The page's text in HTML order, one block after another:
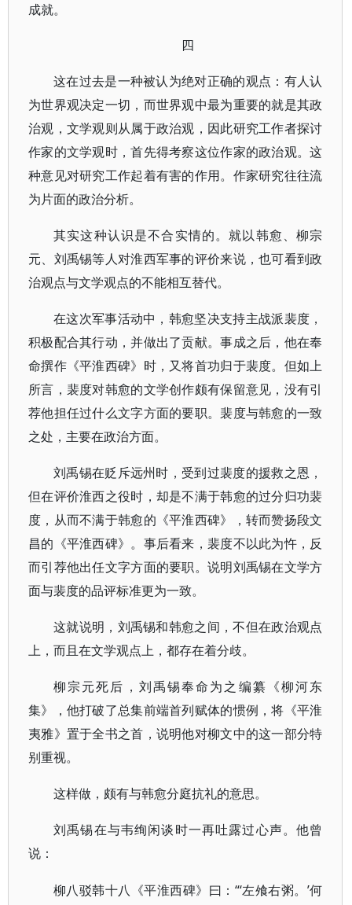
成就。
四
这在过去是一种被认为绝对正确的观点：有人认
为世界观决定一切，而世界观中最为重要的就是其政
治观，文学观则从属于政治观，因此研究工作者探讨
作家的文学观时，首先得考察这位作家的政治观。这
种意见对研究工作起着有害的作用。作家研究往往流
为片面的政治分析。
其实这种认识是不合实情的。就以韩愈、柳宗
元、刘禹锡等人对淮西军事的评价来说，也可看到政
治观点与文学观点的不能相互替代。
在这次军事活动中，韩愈坚决支持主战派裴度，
积极配合其行动，并做出了贡献。事成之后，他在奉
命撰作《平淮西碑》时，又将首功归于裴度。但如上
所言，裴度对韩愈的文学创作颇有保留意见，没有引
荐他担任过什么文字方面的要职。裴度与韩愈的一致
之处，主要在政治方面。
刘禹锡在贬斥远州时，受到过裴度的援救之恩，
但在评价淮西之役时，却是不满于韩愈的过分归功裴
度，从而不满于韩愈的《平淮西碑》，转而赞扬段文
昌的《平淮西碑》。事后看来，裴度不以此为忤，反
而引荐他出任文字方面的要职。说明刘禹锡在文学方
面与裴度的品评标准更为一致。
这就说明，刘禹锡和韩愈之间，不但在政治观点
上，而且在文学观点上，都存在着分歧。
柳宗元死后，刘禹锡奉命为之编纂《柳河东
集》，他打破了总集前端首列赋体的惯例，将《平淮
夷雅》置于全书之首，说明他对柳文中的这一部分特
别重视。
这样做，颇有与韩愈分庭抗礼的意思。
刘禹锡在与韦绚闲谈时一再吐露过心声。他曾
说：
柳八驳韩十八《平淮西碑》曰： “‘左飧右粥。’何